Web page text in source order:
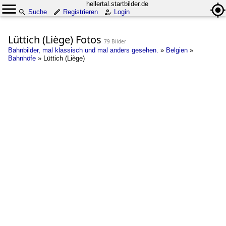
hellertal.startbilder.de
Suche
Registrieren Login
Lüttich (Liège) Fotos 79 Bilder
Bahnbilder, mal klassisch und mal anders gesehen. » Belgien »
Bahnhöfe » Lüttich (Liège)